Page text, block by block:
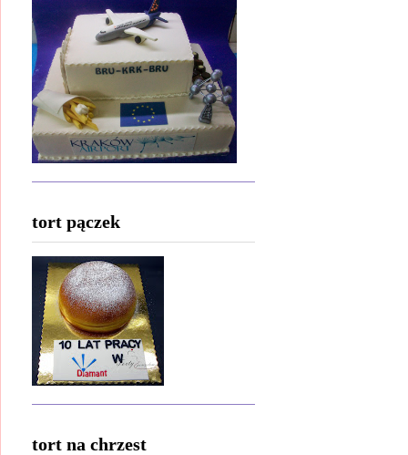
tort pączek
tort na chrzest